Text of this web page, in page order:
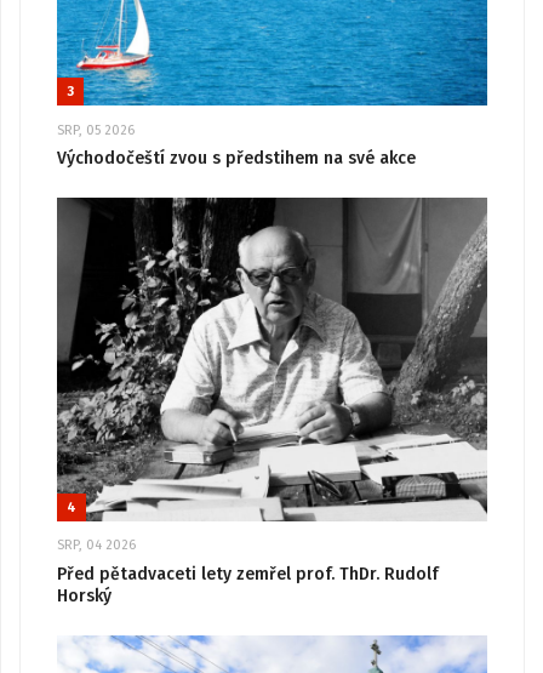
3
SRP, 05 2026
Východočeští zvou s předstihem na své akce
4
SRP, 04 2026
Před pětadvaceti lety zemřel prof. ThDr. Rudolf
Horský